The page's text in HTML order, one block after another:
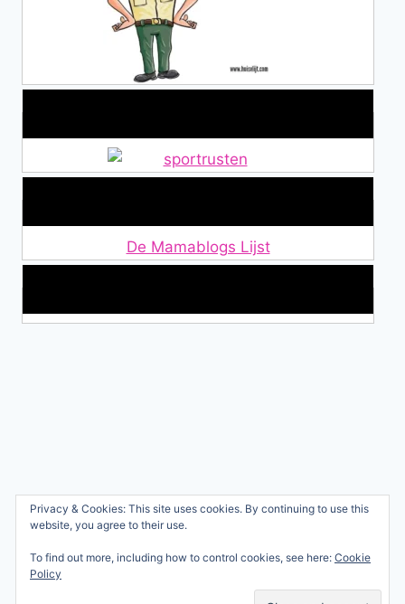
De Mamablogs Lijst
Wie ben ik?
Samenwerken
© 2026 Ren mama, ren!
Professional Blogging
Services
Privacy & Cookies: This site uses cookies. By continuing to use this
website, you agree to their use.
To find out more, including how to control cookies, see here: Cookie
Policy